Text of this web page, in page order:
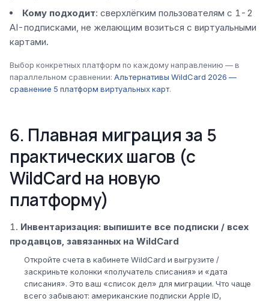
Кому подходит: сверхлёгким пользователям с 1-2
AI-подписками, не желающим возиться с виртуальными
картами.
Выбор конкретных платформ по каждому направлению — в
параллельном сравнении: Альтернативы WildCard 2026 —
сравнение 5 платформ виртуальных карт.
6. Плавная миграция за 5
практических шагов (с
WildCard на новую
платформу)
Инвентаризация: выпишите все подписки / всех
продавцов, завязанных на WildCard
Откройте счета в кабинете WildCard и выгрузите /
заскриньте колонки «получатель списания» и «дата
списания». Это ваш «список дел» для миграции. Что чаще
всего забывают: американские подписки Apple ID,